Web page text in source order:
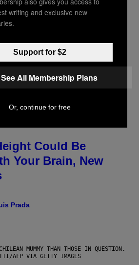
to Send a
Drone Into Caves
Moon
/ GETTY IMAGES
Could Be
Your Brain, New
Prada
MUMMY THAN THOSE IN QUESTION.
AFP VIA GETTY IMAGES
writing and exclusive new
Support for $2
See All Membership Plans
Or, continue for free